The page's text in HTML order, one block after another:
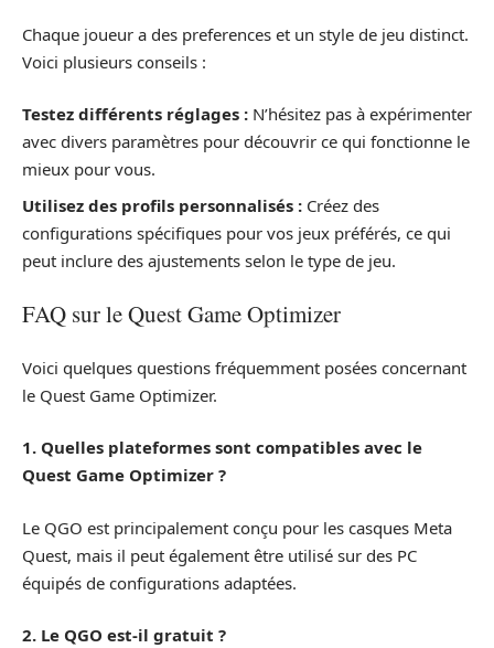
Chaque joueur a des preferences et un style de jeu distinct.
Voici plusieurs conseils :
Testez différents réglages : N’hésitez pas à expérimenter
avec divers paramètres pour découvrir ce qui fonctionne le
mieux pour vous.
Utilisez des profils personnalisés : Créez des
configurations spécifiques pour vos jeux préférés, ce qui
peut inclure des ajustements selon le type de jeu.
FAQ sur le Quest Game Optimizer
Voici quelques questions fréquemment posées concernant
le Quest Game Optimizer.
1. Quelles plateformes sont compatibles avec le
Quest Game Optimizer ?
Le QGO est principalement conçu pour les casques Meta
Quest, mais il peut également être utilisé sur des PC
équipés de configurations adaptées.
2. Le QGO est-il gratuit ?